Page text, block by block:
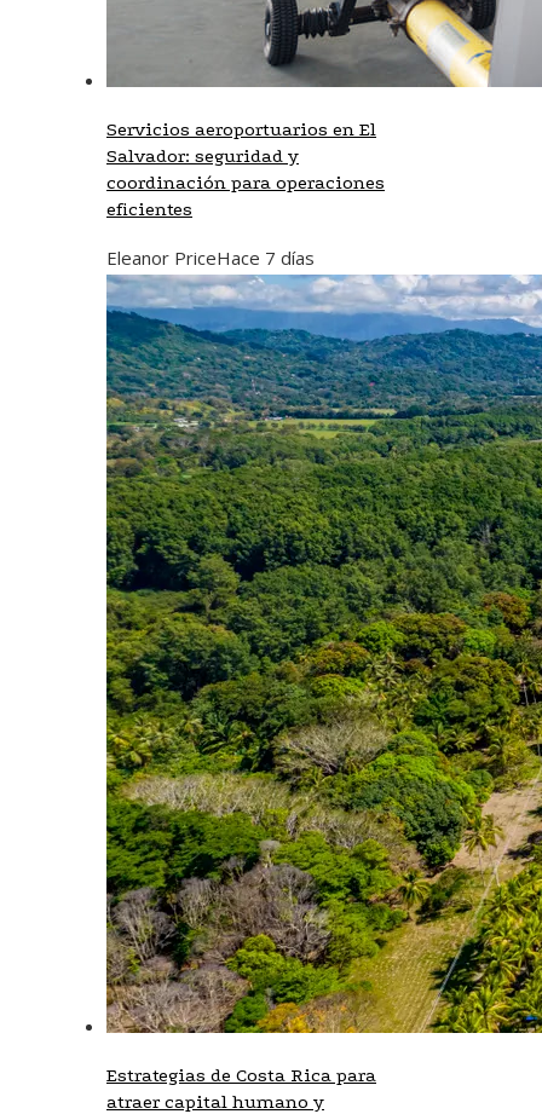
Servicios aeroportuarios en El
Salvador: seguridad y
coordinación para operaciones
eficientes
Eleanor PriceHace 7 días
Estrategias de Costa Rica para
atraer capital humano y